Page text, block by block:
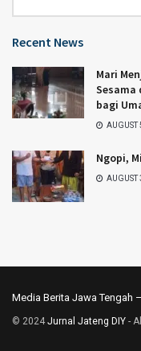
Recent News
Mari
Sesama
bagi
AUGUST
Ngopi,
AUGUST
Media Berita Jawa Tengah
© 2024 Jurnal Jateng DIY -